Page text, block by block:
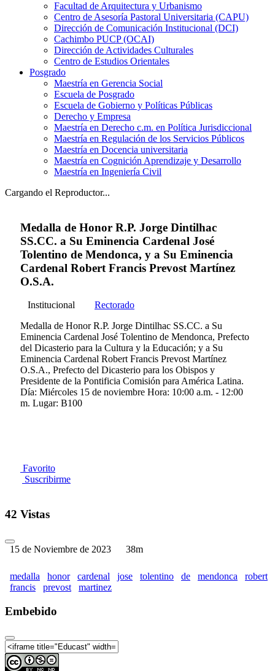
Facultad de Arquitectura y Urbanismo
Centro de Asesoría Pastoral Universitaria (CAPU)
Dirección de Comunicación Institucional (DCI)
Cachimbo PUCP (OCAI)
Dirección de Actividades Culturales
Centro de Estudios Orientales
Posgrado
Maestría en Gerencia Social
Escuela de Posgrado
Escuela de Gobierno y Políticas Públicas
Derecho y Empresa
Maestría en Derecho c.m. en Política Jurisdiccional
Maestría en Regulación de los Servicios Públicos
Maestría en Docencia universitaria
Maestría en Cognición Aprendizaje y Desarrollo
Maestría en Ingeniería Civil
Cargando el Reproductor...
Medalla de Honor R.P. Jorge Dintilhac
SS.CC. a Su Eminencia Cardenal José
Tolentino de Mendonca, y a Su Eminencia
Cardenal Robert Francis Prevost Martínez
O.S.A.
Institucional
Rectorado
Medalla de Honor R.P. Jorge Dintilhac SS.CC. a Su
Eminencia Cardenal José Tolentino de Mendonca, Prefecto
del Dicasterio para la Cultura y la Educación; y a Su
Eminencia Cardenal Robert Francis Prevost Martínez
O.S.A., Prefecto del Dicasterio para los Obispos y
Presidente de la Pontificia Comisión para América Latina.
Día: Miércoles 15 de noviembre Hora: 10:00 a.m. - 12:00
m. Lugar: B100
Favorito
Suscribirme
42 Vistas
15 de Noviembre de 2023 38m
medalla honor cardenal jose tolentino de mendonca
robert
francis
prevost martinez
Embebido